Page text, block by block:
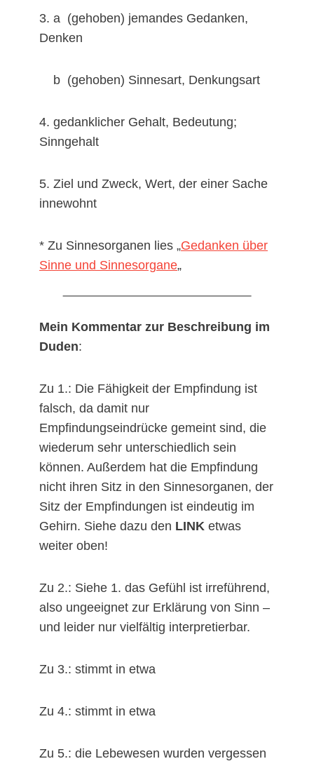
3. a (gehoben) jemandes Gedanken,
Denken
b (gehoben) Sinnesart, Denkungsart
4. gedanklicher Gehalt, Bedeutung;
Sinngehalt
5. Ziel und Zweck, Wert, der einer Sache
innewohnt
* Zu Sinnesorganen lies „Gedanken über
Sinne und Sinnesorgane„
Mein Kommentar zur Beschreibung im
Duden:
Zu 1.: Die Fähigkeit der Empfindung ist
falsch, da damit nur
Empfindungseindrücke gemeint sind, die
wiederum sehr unterschiedlich sein
können. Außerdem hat die Empfindung
nicht ihren Sitz in den Sinnesorganen, der
Sitz der Empfindungen ist eindeutig im
Gehirn. Siehe dazu den LINK etwas
weiter oben!
Zu 2.: Siehe 1. das Gefühl ist irreführend,
also ungeeignet zur Erklärung von Sinn –
und leider nur vielfältig interpretierbar.
Zu 3.: stimmt in etwa
Zu 4.: stimmt in etwa
Zu 5.: die Lebewesen wurden vergessen